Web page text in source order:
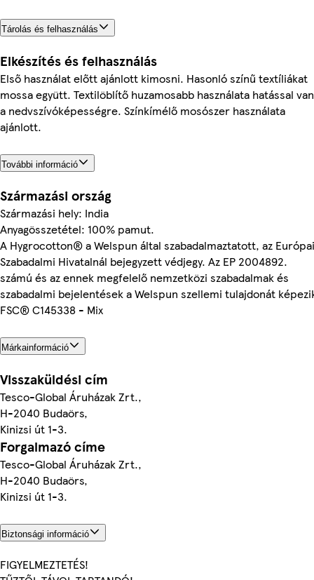
Tárolás és felhasználás
Elkészítés és felhasználás
Első használat előtt ajánlott kimosni. Hasonló színű textíliákat
mossa együtt. Textilöblítő huzamosabb használata hatással van
a nedvszívóképességre. Színkímélő mosószer használata
ajánlott.
További információ
Származási ország
Származási hely: India
Anyagösszetétel: 100% pamut.
A Hygrocotton® a Welspun által szabadalmaztatott, az Európai
Szabadalmi Hivatalnál bejegyzett védjegy. Az EP 2004892.
számú és az ennek megfelelő nemzetközi szabadalmak és
szabadalmi bejelentések a Welspun szellemi tulajdonát
FSC® C145338 - Mix
Márkainformáció
Visszaküldési cím
Tesco-Global Áruházak Zrt.,
H-2040 Budaörs,
Kinizsi út 1-3.
Forgalmazó címe
Tesco-Global Áruházak Zrt.,
H-2040 Budaörs,
Kinizsi út 1-3.
Biztonsági információ
FIGYELMEZTETÉS!